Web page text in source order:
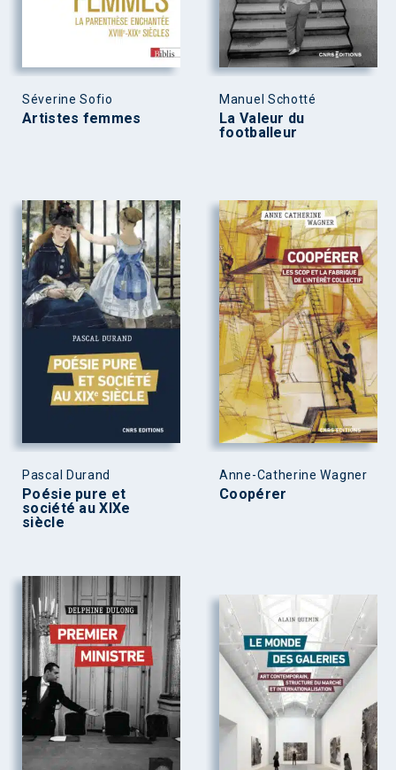
Séverine Sofio
Artistes femmes
Manuel Schotté
La Valeur du
footballeur
Pascal Durand
Poésie pure et
société au XIXe
siècle
Anne-Catherine Wagner
Coopérer